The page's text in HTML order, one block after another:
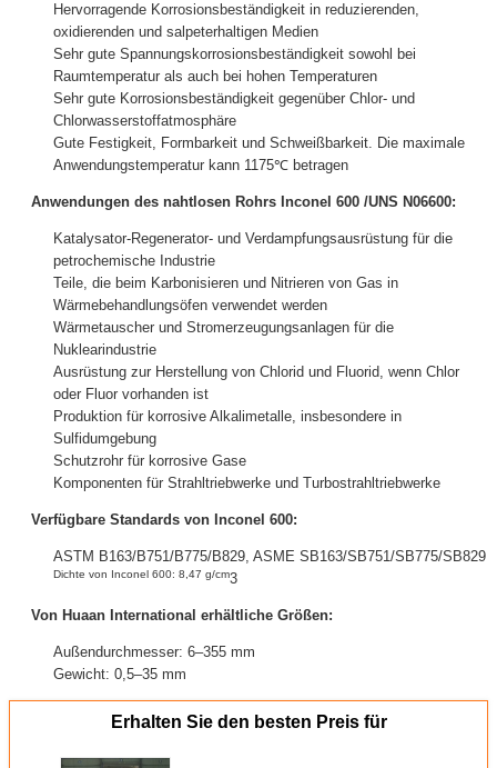
Hervorragende Korrosionsbeständigkeit in reduzierenden,
oxidierenden und salpeterhaltigen Medien
Sehr gute Spannungskorrosionsbeständigkeit sowohl bei
Raumtemperatur als auch bei hohen Temperaturen
Sehr gute Korrosionsbeständigkeit gegenüber Chlor- und
Chlorwasserstoffatmosphäre
Gute Festigkeit, Formbarkeit und Schweißbarkeit. Die maximale
Anwendungstemperatur kann 1175℃ betragen
Anwendungen des nahtlosen Rohrs Inconel 600 /UNS N06600:
Katalysator-Regenerator- und Verdampfungsausrüstung für die
petrochemische Industrie
Teile, die beim Karbonisieren und Nitrieren von Gas in
Wärmebehandlungsöfen verwendet werden
Wärmetauscher und Stromerzeugungsanlagen für die
Nuklearindustrie
Ausrüstung zur Herstellung von Chlorid und Fluorid, wenn Chlor
oder Fluor vorhanden ist
Produktion für korrosive Alkalimetalle, insbesondere in
Sulfidumgebung
Schutzrohr für korrosive Gase
Komponenten für Strahltriebwerke und Turbostrahltriebwerke
Verfügbare Standards von Inconel 600:
ASTM B163/B751/B775/B829, ASME SB163/SB751/SB775/SB829
Dichte von Inconel 600: 8,47 g/cm3
Von Huaan International erhältliche Größen:
Außendurchmesser: 6–355 mm
Gewicht: 0,5–35 mm
Erhalten Sie den besten Preis für